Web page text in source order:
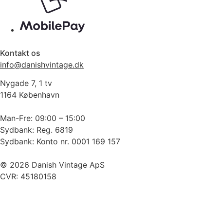
Kontakt os
info@danishvintage.dk
Nygade 7, 1 tv
1164 København
Man-Fre: 09:00 – 15:00
Sydbank: Reg. 6819
Sydbank: Konto nr. 0001 169 157
© 2026 Danish Vintage ApS
CVR: 45180158